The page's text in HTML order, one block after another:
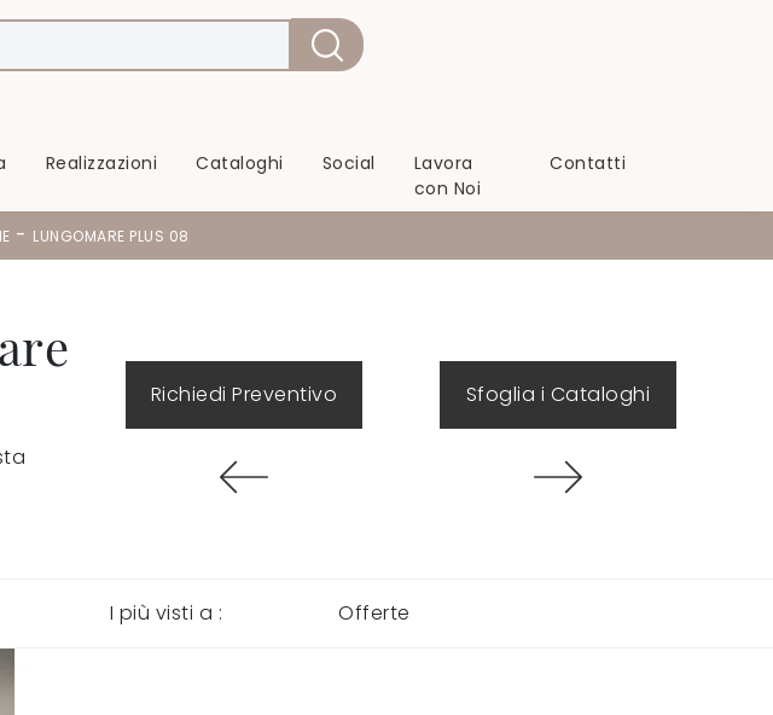
Realizzazioni Cataloghi Social
Lavora
con Noi
Contatti
- LUNGOMARE PLUS 08
Richiedi Preventivo Sfoglia i Cataloghi
I più visti a : Offerte